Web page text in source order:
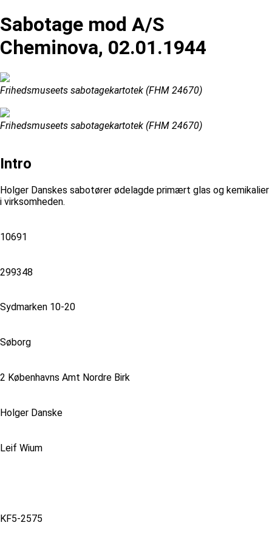
Sabotage mod A/S
Cheminova, 02.01.1944
Frihedsmuseets sabotagekartotek (FHM 24670)
Frihedsmuseets sabotagekartotek (FHM 24670)
Intro
Holger Danskes sabotører ødelagde primært glas og kemikalier
i virksomheden.
10691
299348
Sydmarken 10-20
Søborg
2 Københavns Amt Nordre Birk
Holger Danske
Leif Wium
KF5-2575